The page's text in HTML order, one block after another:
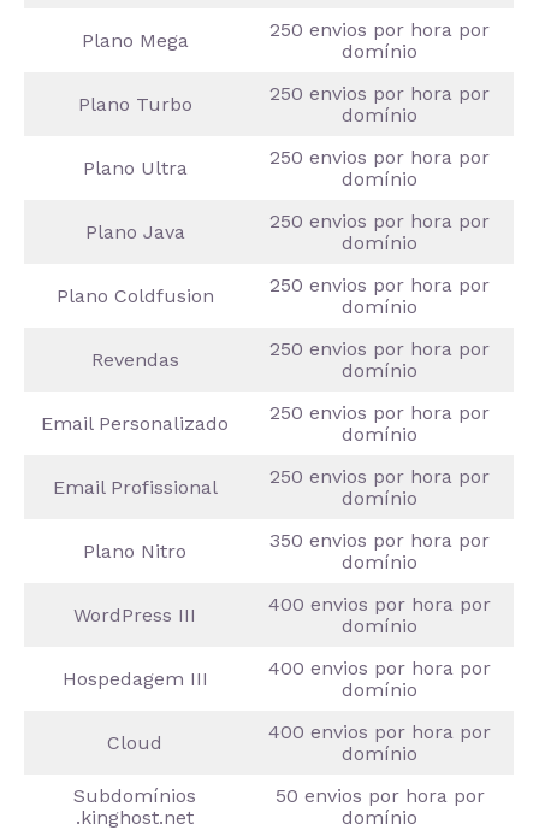
Plano Mega
250 envios por hora por
domínio
Plano Turbo
250 envios por hora por
domínio
Plano Ultra
250 envios por hora por
domínio
Plano Java
250 envios por hora por
domínio
Plano Coldfusion
250 envios por hora por
domínio
Revendas
250 envios por hora por
domínio
Email Personalizado
250 envios por hora por
domínio
Email Profissional
250 envios por hora por
domínio
Plano Nitro
350 envios por hora por
domínio
WordPress III
400 envios por hora por
domínio
Hospedagem III
400 envios por hora por
domínio
Cloud
400 envios por hora por
domínio
Subdomínios
.kinghost.net
50 envios por hora por
domínio